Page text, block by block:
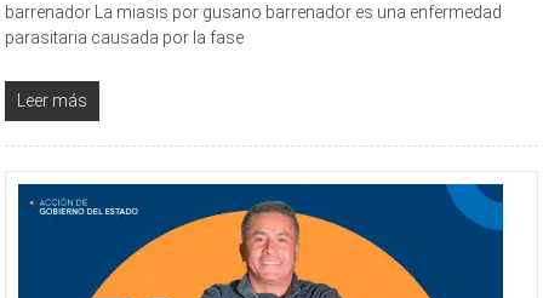
barrenador La miasis por gusano barrenador es una enfermedad
parasitaria causada por la fase
Leer más